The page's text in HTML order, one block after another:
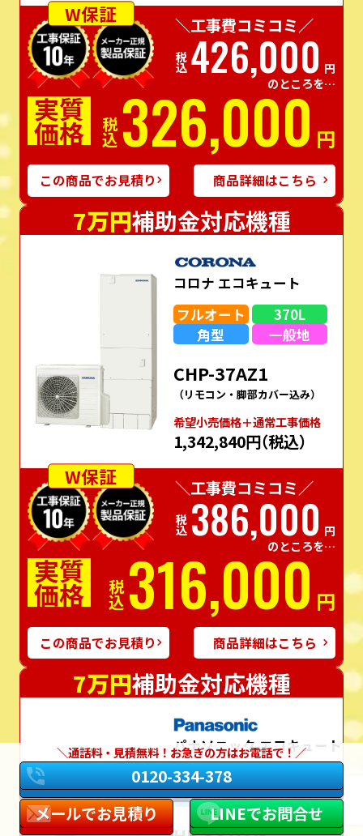
W保証
＼工事費コミコミ／
税込426,000 円
のところを…
実質
価格 税込326,000 円
この商品でお見積り 商品詳細はこちら
7万円補助金対応機種
コロナ エコキュート
フルオート
370L
角型
一般地
CHP-37AZ1
（リモコン・脚部カバー込み）
希望⼩売価格＋通常⼯事価格
1,342,840円（税込）
W保証
＼工事費コミコミ／
税込 386,000 円
のところを…
実質
価格 税込316,000 円
この商品でお見積り 商品詳細はこちら
7万円補助金対応機種
パナソニック エコキュート
フルオート
370L
角型
一般地
通話料・見積無料！お急ぎの方はお電話で！
0120-334-378
メールでお見積り
LINEでお問合せ